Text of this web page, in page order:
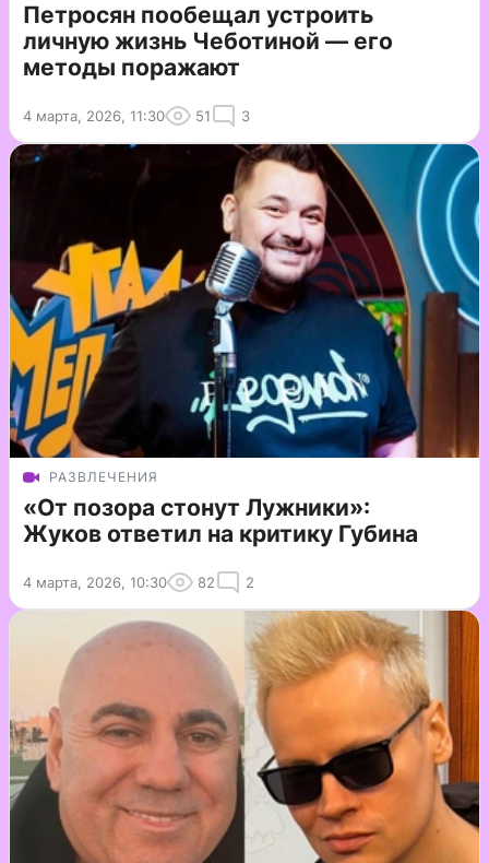
Петросян пообещал устроить
личную жизнь Чеботиной — его
методы поражают
4 марта, 2026, 11:30 51 3
РАЗВЛЕЧЕНИЯ
«От позора стонут Лужники»:
Жуков ответил на критику Губина
4 марта, 2026, 10:30 82 2